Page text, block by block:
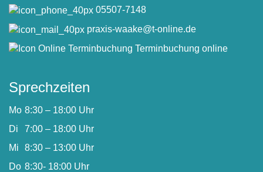
05507-7148
praxis-waake@t-online.de
Terminbuchung online
Sprechzeiten
Mo 8:30 – 18:00 Uhr
Di
7:00 – 18:00 Uhr
Mi
8:30 – 13:00 Uhr
Do 8:30- 18:00 Uhr